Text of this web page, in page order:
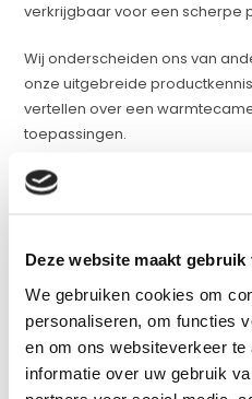
Deze website maakt gebruik
We gebruiken cookies om
personaliseren, om functies
en om ons websiteverkeer
informatie over uw gebruik
verkrijgbaar voor een scherpe
Wij onderscheiden ons van
onze uitgebreide
vertellen over een
toepassingen.
Heeft u behoefte aan advies
nodige kennis paraat om u te
Warmtebeeldcamera
Warmtebeeld camera kopen?